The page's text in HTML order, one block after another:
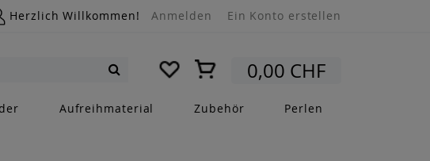
Herzlich Willkommen! Anmelden Ein Konto erstellen
Mein Warenkorb0,00 CHF
Aufreihmaterial Zubehör Perlen